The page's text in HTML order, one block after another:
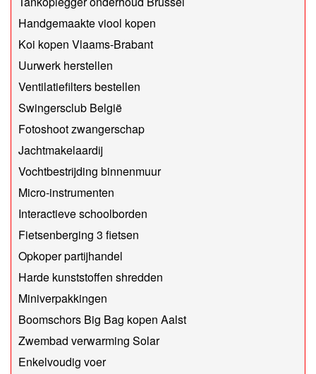
Handgemaakte viool kopen
Koi kopen Vlaams-Brabant
Uurwerk herstellen
Ventilatiefilters bestellen
Swingersclub België
Fotoshoot zwangerschap
Jachtmakelaardij
Vochtbestrijding binnenmuur
Micro-instrumenten
Interactieve schoolborden
Fietsenberging 3 fietsen
Opkoper partijhandel
Harde kunststoffen shredden
Miniverpakkingen
Boomschors Big Bag kopen Aalst
Zwembad verwarming Solar
Enkelvoudig voer